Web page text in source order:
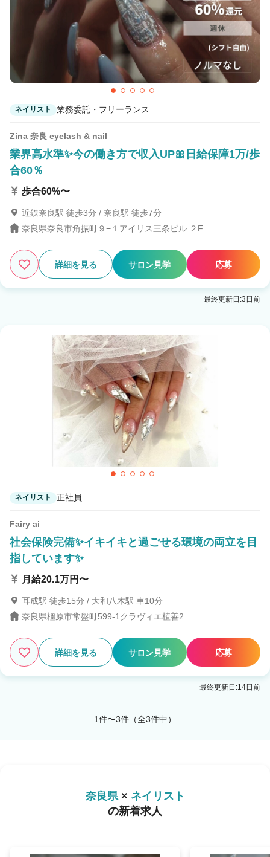
ネイリスト 業務委託・フリーランス
Zina 奈良 eyelash & nail
業界高水準✨今の働き方で収入UP🎀日給保障1万/歩
合60％
歩合60%〜
近鉄奈良駅 徒歩3分 / 奈良駅 徒歩7分
奈良県奈良市角振町９−１アイリス三条ビル ２F
詳細を見る サロン見学 応募
最終更新日:3日前
ネイリスト 正社員
Fairy ai
社会保険完備✨イキイキと過ごせる環境の両立を目
指しています✨
月給20.1万円〜
耳成駅 徒歩15分 / 大和八木駅 車10分
奈良県橿原市常盤町599-1クラヴィエ植善2
詳細を見る サロン見学 応募
最終更新日:14日前
1件〜3件（全3件中）
奈良県× ネイリスト
の新着求人